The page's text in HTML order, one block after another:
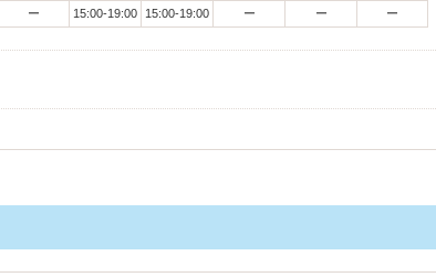
ー 15:00-19:00 15:00-19:00 ー ー ー